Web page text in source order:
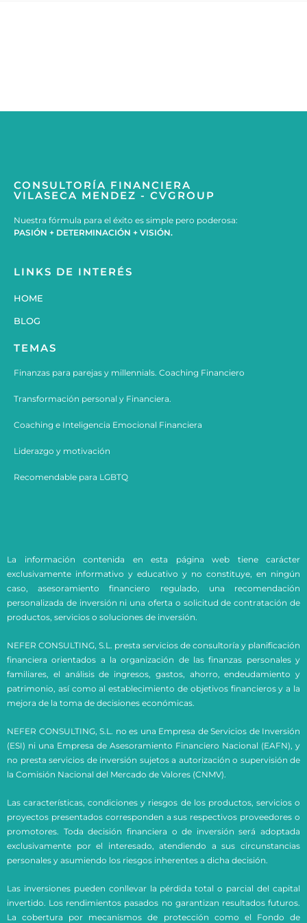
CONSULTORÍA FINANCIERA
VILASECA MENDEZ - CVGROUP
Nuestra fórmula para el éxito es simple pero poderosa:
PASIÓN + DETERMINACIÓN + VISIÓN.
LINKS DE INTERÉS
HOME
BLOG
TEMAS
Finanzas para parejas y millennials. Coaching Financiero
Transformación personal y Financiera.
Coaching e Inteligencia Emocional Financiera
Liderazgo y motivación
Recomendable para LGBTQ
La información contenida en esta página web tiene carácter
exclusivamente informativo y educativo y no constituye, en ningún
caso, asesoramiento financiero regulado, una recomendación
personalizada de inversión ni una oferta o solicitud de contratación de
productos, servicios o soluciones de inversión.
NEFER CONSULTING, S.L. presta servicios de consultoría y planificación
financiera orientados a la organización de las finanzas personales y
familiares, el análisis de ingresos, gastos, ahorro, endeudamiento y
patrimonio, así como al establecimiento de objetivos financieros y a la
mejora de la toma de decisiones económicas.
NEFER CONSULTING, S.L. no es una Empresa de Servicios de Inversión
(ESI) ni una Empresa de Asesoramiento Financiero Nacional (EAFN), y
no presta servicios de inversión sujetos a autorización o supervisión de
la Comisión Nacional del Mercado de Valores (CNMV).
Las características, condiciones y riesgos de los productos, servicios o
proyectos presentados corresponden a sus respectivos proveedores o
promotores. Toda decisión financiera o de inversión será adoptada
exclusivamente por el interesado, atendiendo a sus circunstancias
personales y asumiendo los riesgos inherentes a dicha decisión.
Las inversiones pueden conllevar la pérdida total o parcial del capital
invertido. Los rendimientos pasados no garantizan resultados futuros.
La cobertura por mecanismos de protección como el Fondo de